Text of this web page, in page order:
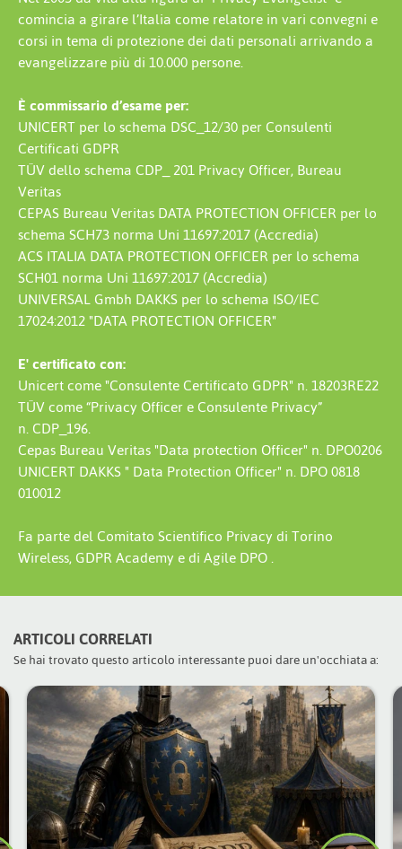
comincia a girare l’Italia come relatore in vari convegni e
corsi in tema di protezione dei dati personali arrivando a
evangelizzare più di 10.000 persone.
È commissario d’esame per:
UNICERT per lo schema DSC_12/30 per Consulenti
Certificati GDPR
TÜV dello schema CDP_ 201 Privacy Officer, Bureau
Veritas
CEPAS Bureau Veritas DATA PROTECTION OFFICER per lo
schema SCH73 norma Uni 11697:2017 (Accredia)
ACS ITALIA DATA PROTECTION OFFICER per lo schema
SCH01 norma Uni 11697:2017 (Accredia)
UNIVERSAL Gmbh DAKKS per lo schema ISO/IEC
17024:2012 "DATA PROTECTION OFFICER"
E' certificato con:
Unicert come "Consulente Certificato GDPR" n. 18203RE22
TÜV come “Privacy Officer e Consulente Privacy”
n. CDP_196.
Cepas Bureau Veritas "Data protection Officer" n. DPO0206
UNICERT DAKKS " Data Protection Officer" n. DPO 0818
010012
Fa parte del Comitato Scientifico Privacy di Torino
Wireless, GDPR Academy e di Agile DPO .
ARTICOLI CORRELATI
Se hai trovato questo articolo interessante puoi dare un'occhiata a: